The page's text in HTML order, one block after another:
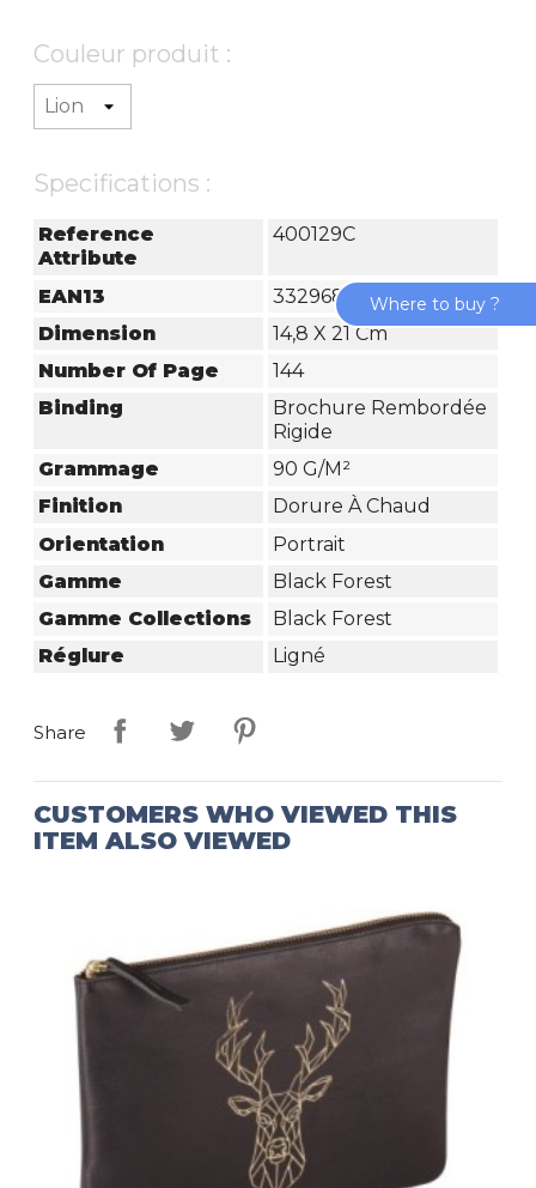
Couleur produit :
Specifications :
Reference
Attribute
400129C
EAN13
3329684001293
Dimension
14,8 X 21 Cm
Number Of Page
144
Binding
Brochure Rembordée
Rigide
Grammage
90 G/m²
Finition
Dorure À Chaud
Orientation
Portrait
Gamme
Black Forest
Gamme Collections
Black Forest
Réglure
Ligné
Share
CUSTOMERS WHO VIEWED THIS
ITEM ALSO VIEWED
Where to buy ?